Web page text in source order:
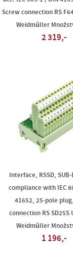
Screw connection RS
Weidmüller
2 319,-
Interface, RSSD,
compliance with IEC
41652, 25-pole
connection RS SD25S
Weidmüller
1 196,-